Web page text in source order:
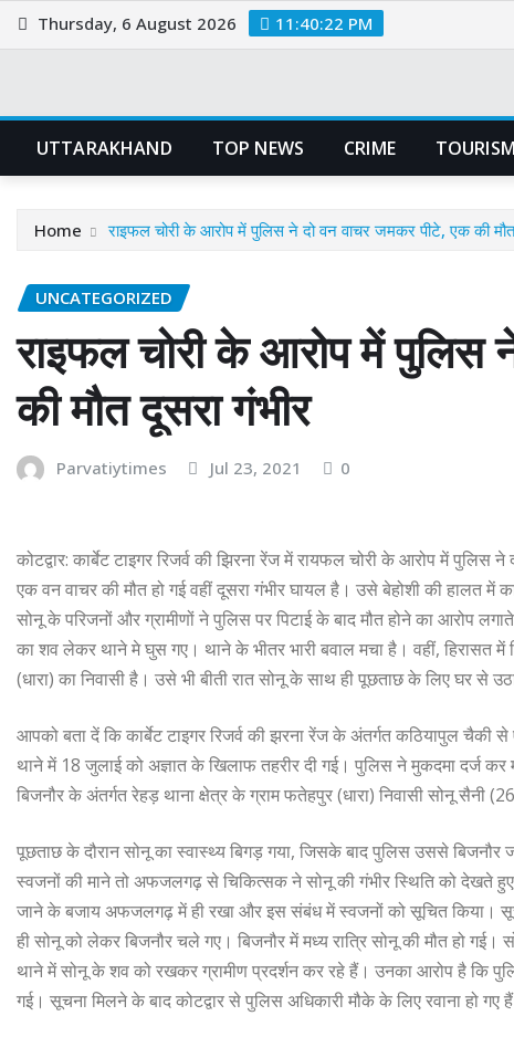
Skip
to
Thursday, 6 August 2026 11:40:22 PM
UTTARAKHAND TOP NEWS CRIME TOURISM
Home राइफल चोरी के आरोप में पुलिस ने दो वन वाचर जमकर पीटे, एक की
UNCATEGORIZED
राइफल चोरी के आरोप में पुलिस
की मौत दूसरा गंभीर
Parvatiytimes Jul 23, 2021 0
कोटद्वार: कार्बेट टाइगर रिजर्व की झिरना रेंज में रायफल चोरी के आरोप में
एक वन वाचर की मौत हो गई वहीं दूसरा गंभीर घायल है। उसे बेहोशी की हालत
सोनू के परिजनों और ग्रामीणों ने पुलिस पर पिटाई के बाद मौत होने का आरोप
का शव लेकर थाने मे घुस गए। थाने के भीतर भारी बवाल मचा है। वहीं, हिरासत
(धारा) का निवासी है। उसे भी बीती रात सोनू के साथ ही पूछताछ के लिए घर से
आपको बता दें कि कार्बेट टाइगर रिजर्व की झरना रेंज के अंतर्गत कठियापुल
थाने में 18 जुलाई को अज्ञात के खिलाफ तहरीर दी गई। पुलिस ने मुकदमा दर्ज
बिजनौर के अंतर्गत रेहड़ थाना क्षेत्र के ग्राम फतेहपुर (धारा) निवासी सोनू सैनी
पूछताछ के दौरान सोनू का स्वास्थ्य बिगड़ गया, जिसके बाद पुलिस उससे
स्वजनों की माने तो अफजलगढ़ से चिकित्सक ने सोनू की गंभीर स्थिति को देखते
जाने के बजाय अफजलगढ़ में ही रखा और इस संबंध में स्वजनों को सूचित किया।
ही सोनू को लेकर बिजनौर चले गए। बिजनौर में मध्य रात्रि सोनू की मौत हो गई।
थाने में सोनू के शव को रखकर ग्रामीण प्रदर्शन कर रहे हैं। उनका आरोप है कि
गई। सूचना मिलने के बाद कोटद्वार से पुलिस अधिकारी मौके के लिए रवाना हो गए